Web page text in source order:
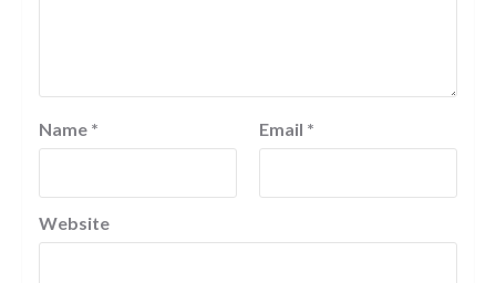
Name * Email *
Website